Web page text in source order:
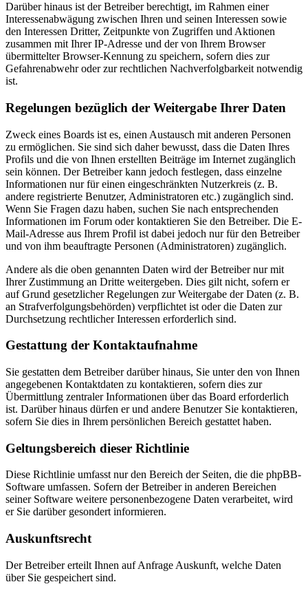
Darüber hinaus ist der Betreiber berechtigt, im Rahmen einer
Interessenabwägung zwischen Ihren und seinen Interessen sowie
den Interessen Dritter, Zeitpunkte von Zugriffen und Aktionen
zusammen mit Ihrer IP-Adresse und der von Ihrem Browser
übermittelter Browser-Kennung zu speichern, sofern dies zur
Gefahrenabwehr oder zur rechtlichen Nachverfolgbarkeit notwendig
ist.
Regelungen bezüglich der Weitergabe Ihrer Daten
Zweck eines Boards ist es, einen Austausch mit anderen Personen
zu ermöglichen. Sie sind sich daher bewusst, dass die Daten Ihres
Profils und die von Ihnen erstellten Beiträge im Internet zugänglich
sein können. Der Betreiber kann jedoch festlegen, dass einzelne
Informationen nur für einen eingeschränkten Nutzerkreis (z. B.
andere registrierte Benutzer, Administratoren etc.) zugänglich sind.
Wenn Sie Fragen dazu haben, suchen Sie nach entsprechenden
Informationen im Forum oder kontaktieren Sie den Betreiber. Die E-
Mail-Adresse aus Ihrem Profil ist dabei jedoch nur für den Betreiber
und von ihm beauftragte Personen (Administratoren) zugänglich.
Andere als die oben genannten Daten wird der Betreiber nur mit
Ihrer Zustimmung an Dritte weitergeben. Dies gilt nicht, sofern er
auf Grund gesetzlicher Regelungen zur Weitergabe der Daten (z. B.
an Strafverfolgungsbehörden) verpflichtet ist oder die Daten zur
Durchsetzung rechtlicher Interessen erforderlich sind.
Gestattung der Kontaktaufnahme
Sie gestatten dem Betreiber darüber hinaus, Sie unter den von Ihnen
angegebenen Kontaktdaten zu kontaktieren, sofern dies zur
Übermittlung zentraler Informationen über das Board erforderlich
ist. Darüber hinaus dürfen er und andere Benutzer Sie kontaktieren,
sofern Sie dies in Ihrem persönlichen Bereich gestattet haben.
Geltungsbereich dieser Richtlinie
Diese Richtlinie umfasst nur den Bereich der Seiten, die die phpBB-
Software umfassen. Sofern der Betreiber in anderen Bereichen
seiner Software weitere personenbezogene Daten verarbeitet, wird
er Sie darüber gesondert informieren.
Auskunftsrecht
Der Betreiber erteilt Ihnen auf Anfrage Auskunft, welche Daten
über Sie gespeichert sind.